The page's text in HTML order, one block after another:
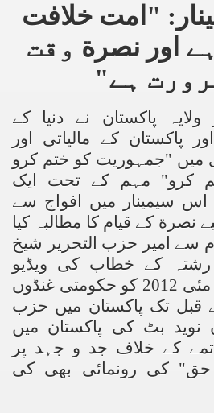
"امت خلافت
ہے اور نصرة وقت
ہے"
پاکستان نے دنیا کے
پاکستان کے مالیاتی اور
میں "جمہوریت کو ختم کرو
کرو" مہم کے تحت ایک
اس سیمینار میں افواج سے
نصر ة کے قیام کا مطالبہ کیا
سے امیر حزب التحریر شیخ
رشتہ کے خطاب کی ویڈیو
دیکھائی گئی اور 11 مئی 2012 کو حکومتی غنڈوں
قبل تک پاکستان میں حزب
نوید بٹ کی پاکستان میں
کے خلاف جد و جہد پر
حق" کی رونمائی بھی کی